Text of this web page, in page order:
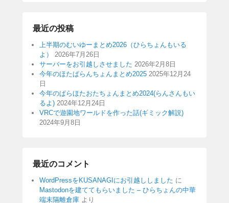
最近の投稿
上半期のむいゆーまとめ2026（ひらちょんもいる
よ）
2026年7月26日
サーバーをお引越しさせました 2026年2月8日
今年のほたぱらんちょんまとめ2025 2025年12月24
日
今年のぱらほたおたちょんまとめ2024(らんさんもい
るよ) 2024年12月24日
VRCで遊園地ワールドを作った話(ギミック解説)
2024年9月8日
最近のコメント
WordPressをKUSANAGIにお引越ししました に
Mastodonを建ててもらいました – ひらちょんの中華
端末隔離倉庫 より